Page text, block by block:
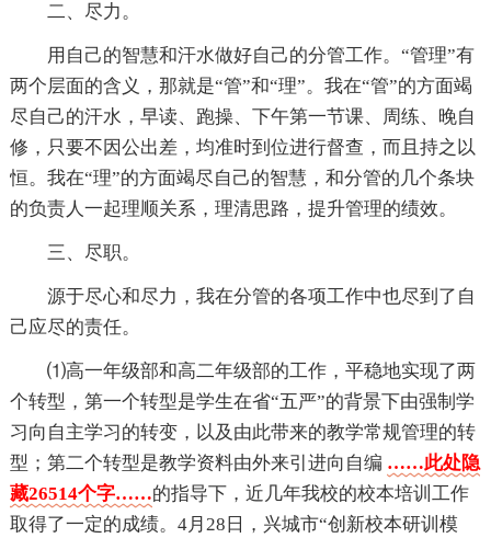
二、尽力。
用自己的智慧和汗水做好自己的分管工作。“管理”有
两个层面的含义，那就是“管”和“理”。我在“管”的方面竭
尽自己的汗水，早读、跑操、下午第一节课、周练、晚自
修，只要不因公出差，均准时到位进行督查，而且持之以
恒。我在“理”的方面竭尽自己的智慧，和分管的几个条块
的负责人一起理顺关系，理清思路，提升管理的绩效。
三、尽职。
源于尽心和尽力，我在分管的各项工作中也尽到了自
己应尽的责任。
⑴高一年级部和高二年级部的工作，平稳地实现了两
个转型，第一个转型是学生在省“五严”的背景下由强制学
习向自主学习的转变，以及由此带来的教学常规管理的转
型；第二个转型是教学资料由外来引进向自编 ……此处隐
藏26514个字……的指导下，近几年我校的校本培训工作
取得了一定的成绩。4月28日，兴城市“创新校本研训模